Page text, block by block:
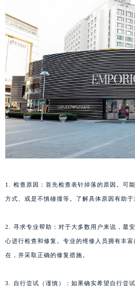
1. 检查原因：首先检查表针掉落的原因。可
方式、或是不慎碰撞等。了解具体原因有助于
2. 寻求专业帮助：对于大多数用户来说，最
心进行检查和修复。专业的维修人员拥有丰
在，并采取正确的修复措施。
3. 自行尝试（谨慎）：如果确实希望自行尝